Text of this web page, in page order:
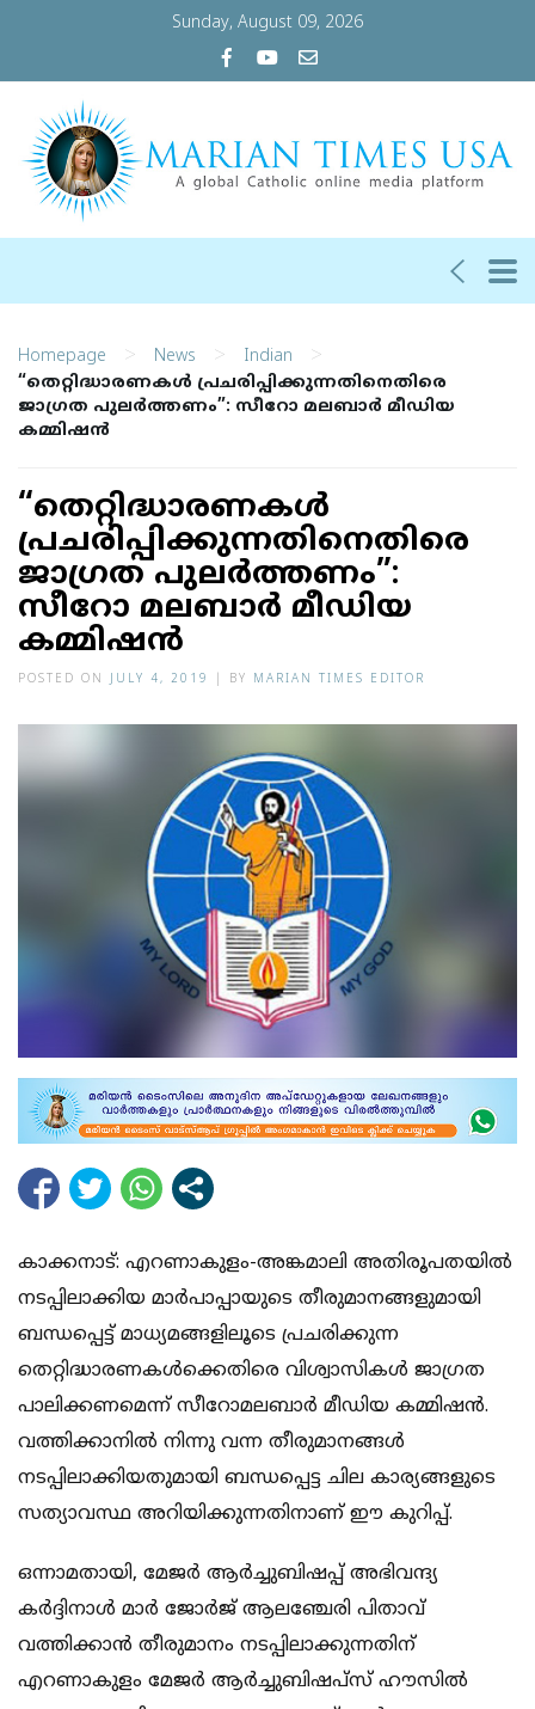
Sunday, August 09, 2026
Homepage > News > Indian >
“തെറ്റിദ്ധാരണകള്‍ പ്രചരിപ്പിക്കുന്നതിനെതിരെ
ജാഗ്രത പുലര്‍ത്തണം”: സീറോ മലബാര്‍ മീഡിയ
കമ്മിഷന്‍
“തെറ്റിദ്ധാരണകള്‍
പ്രചരിപ്പിക്കുന്നതിനെതിരെ
ജാഗ്രത പുലര്‍ത്തണം”:
സീറോ മലബാര്‍ മീഡിയ
കമ്മിഷന്‍
POSTED ON JULY 4, 2019 BY MARIAN TIMES EDITOR
കാക്കനാട്: എറണാകുളം-അങ്കമാലി അതിരൂപതയില്‍
നടപ്പിലാക്കിയ മാര്‍പാപ്പായുടെ തീരുമാനങ്ങളുമായി
ബന്ധപ്പെട്ട് മാധ്യമങ്ങളിലൂടെ പ്രചരിക്കുന്ന
തെറ്റിദ്ധാരണകള്‍ക്കെതിരെ വിശ്വാസികള്‍ ജാഗ്രത
പാലിക്കണമെന്ന് സീറോമലബാര്‍ മീഡിയ കമ്മിഷന്‍.
വത്തിക്കാനില്‍ നിന്നു വന്ന തീരുമാനങ്ങള്‍
നടപ്പിലാക്കിയതുമായി ബന്ധപ്പെട്ട ചില കാര്യങ്ങളുടെ
സത്യാവസ്ഥ അറിയിക്കുന്നതിനാണ് ഈ കുറിപ്പ്.
ഒന്നാമതായി, മേജര്‍ ആര്‍ച്ചുബിഷപ്പ് അഭിവന്ദ്യ
കര്‍ദ്ദിനാള്‍ മാര്‍ ജോര്‍ജ് ആലഞ്ചേരി പിതാവ്
വത്തിക്കാന്‍ തീരുമാനം നടപ്പിലാക്കുന്നതിന്
എറണാകുളം മേജര്‍ ആര്‍ച്ചുബിഷപ്സ് ഹൗസില്‍